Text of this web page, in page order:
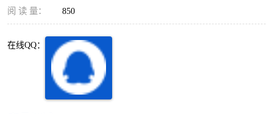
阅 读 量： 850
在线QQ：
深圳超级总部基地
龙岗区